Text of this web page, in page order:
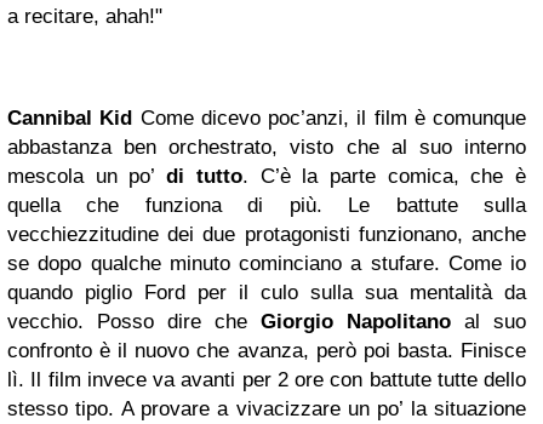
a recitare, ahah!"
Cannibal Kid Come dicevo poc’anzi, il film è comunque
abbastanza ben orchestrato, visto che al suo interno
mescola un po’di tutto. C’è la parte comica, che è
quella che funziona di più. Le battute sulla
vecchiezzitudine dei due protagonisti funzionano, anche
se dopo qualche minuto cominciano a stufare. Come io
quando piglio Ford per il culo sulla sua mentalità da
vecchio. Posso dire che Giorgio Napolitano al suo
confronto è il nuovo che avanza, però poi basta. Finisce
lì. Il film invece va avanti per 2 ore con battute tutte dello
stesso tipo. A provare a vivacizzare un po’ la situazione